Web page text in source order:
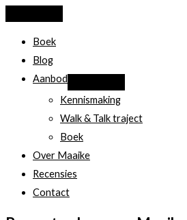
Boek
Blog
Aanbod
Kennismaking
Walk & Talk traject
Boek
Over Maaike
Recensies
Contact